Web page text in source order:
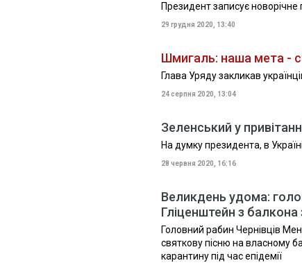
Президент записує
29 грудня 2020, 13:40
Шмигаль: наша мета -
Глава Уряду закликав
24 серпня 2020, 13:04
Зеленський у
На думку президента, в
28 червня 2020, 16:16
Великдень удома:
Гліценштейн з балкона
Головний рабин Чернівців
святкову пісню на власному
карантину під час епідемії